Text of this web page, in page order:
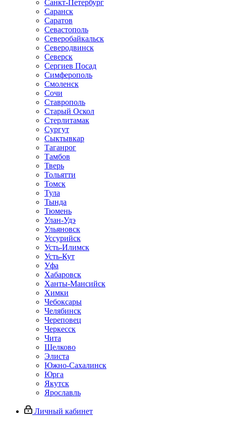
Санкт-Петербург
Саранск
Саратов
Севастополь
Северобайкальск
Северодвинск
Северск
Сергиев Посад
Симферополь
Смоленск
Сочи
Ставрополь
Старый Оскол
Стерлитамак
Сургут
Сыктывкар
Таганрог
Тамбов
Тверь
Тольятти
Томск
Тула
Тында
Тюмень
Улан-Удэ
Ульяновск
Уссурийск
Усть-Илимск
Усть-Кут
Уфа
Хабаровск
Ханты-Мансийск
Химки
Чебоксары
Челябинск
Череповец
Черкесск
Чита
Щелково
Элиста
Южно-Сахалинск
Юрга
Якутск
Ярославль
Личный кабинет